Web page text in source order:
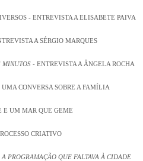
- ENTREVISTA A ELISABETE PAIVA
A SÉRGIO MARQUES
MINUTOS - ENTREVISTA A ÂNGELA ROCHA
UMA CONVERSA SOBRE A FAMÍLIA
E UM MAR QUE GEME
CRIATIVO
A PROGRAMAÇÃO QUE FALTAVA À CIDADE